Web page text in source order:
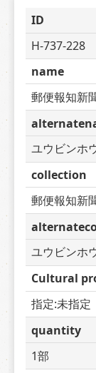
ID
H-737-228
name
郵便報知新
ユウビンホ
collection
郵便報知新
ユウビンホ
Cultural
指定:未指定
quantity
1部